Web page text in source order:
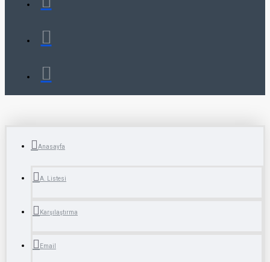
Anasayfa
A. Listesi
Karşılaştırma
Email